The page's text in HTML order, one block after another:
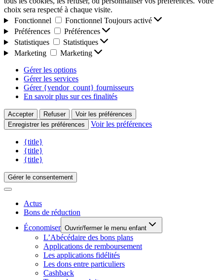
choix sera respecté à chaque visite.
Fonctionnel
Fonctionnel Toujours activé
Préférences
Préférences
Statistiques
Statistiques
Marketing
Marketing
Gérer les options
Gérer les services
Gérer {vendor_count} fournisseurs
En savoir plus sur ces finalités
Accepter Refuser
Voir les préférences
Enregistrer les préférences
Voir les préférences
{title}
{title}
{title}
Gérer le consentement
Actus
Bons de réduction
Économiser Ouvrir/fermer le menu enfant
L’Abécédaire des bons plans
Applications de remboursement
Les applications fidélités
Les dons entre particuliers
Cashback